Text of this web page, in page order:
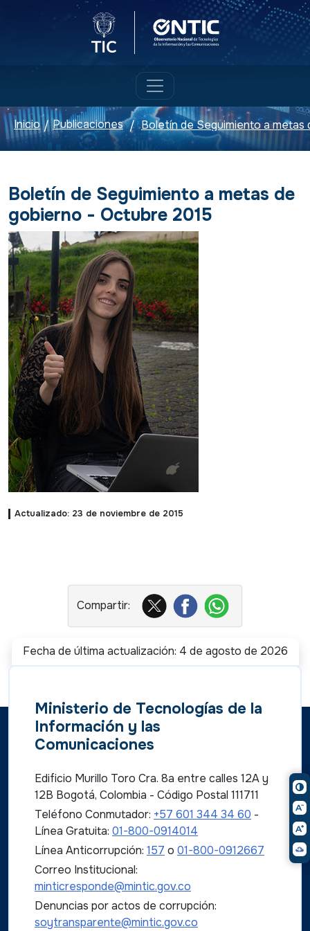
Logo del Ministerio TICLogo ONTIC
Inicio / Publicaciones /
Boletín de Seguimiento a metas de
gobierno - Octubre 2015
Actualizado: 23 de noviembre de 2015
Fecha de última actualización: 4 de agosto de 2026
Ministerio de Tecnologías de la
Información y las
Comunicaciones
Edificio Murillo Toro Cra. 8a entre calles 12A y
12B Bogotá, Colombia - Código Postal 111711
Teléfono Conmutador: +57 601 344 34 60 -
Línea Gratuita: 01-800-0914014
Línea Anticorrupción: 157 o 01-800-0912667
Correo Institucional:
minticresponde@mintic.gov.co
Denuncias por actos de corrupción:
soytransparente@mintic.gov.co